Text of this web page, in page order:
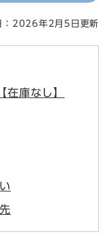
：2026年2月5日更新
在庫なし】